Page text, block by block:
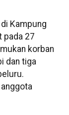
Kampung
pada 27
korban
dan tiga